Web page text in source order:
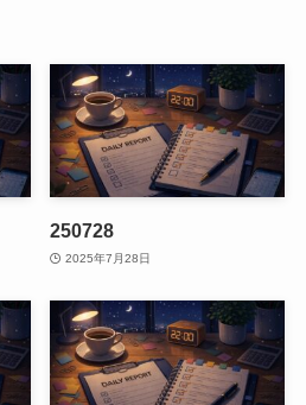
250728
2025年7月28日